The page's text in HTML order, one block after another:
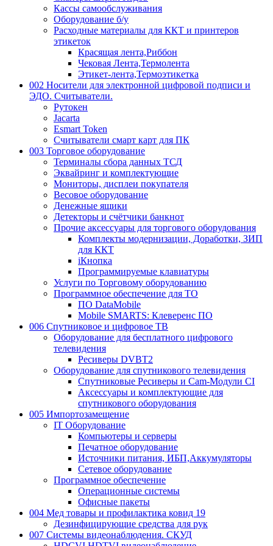
Кассы самообслуживания
Оборудование б/у
Расходные материалы для ККТ и принтеров
этикеток
Красящая лента,Риббон
Чековая Лента,Термолента
Этикет-лента,Термоэтикетка
002 Носители для электронной цифровой подписи и
ЭДО. Считыватели.
Рутокен
Jacarta
Esmart Token
Считыватели смарт карт для ПК
003 Торговое оборудование
Терминалы сбора данных ТСД
Эквайринг и комплектующие
Мониторы, дисплеи покупателя
Весовое оборудование
Денежные ящики
Детекторы и счётчики банкнот
Прочие аксессуары для торгового оборудования
Комплекты модернизации, Доработки, ЗИП
для ККТ
iКнопка
Программируемые клавиатуры
Услуги по Торговому оборудованию
Программное обеспечение для ТО
ПО DataMobile
Mobile SMARTS: Клеверенс ПО
006 Спутниковое и цифровое ТВ
Оборудование для бесплатного цифрового
телевидения
Ресиверы DVBT2
Оборудование для спутникового телевидения
Спутниковые Ресиверы и Cam-Модули CI
Аксессуары и комплектующие для
спутникового оборудования
005 Импортозамещение
IT Оборудование
Компьютеры и серверы
Печатное оборудование
Источники питания, ИБП,Аккумуляторы
Сетевое оборудование
Программное обеспечение
Операционные системы
Офисные пакеты
004 Мед товары и профилактика ковид 19
Дезинфицирующие средства для рук
007 Системы видеонаблюдения. СКУД